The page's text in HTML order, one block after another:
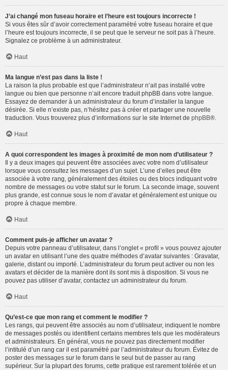
J’ai changé mon fuseau horaire et l’heure est toujours incorrecte !
Si vous êtes sûr d’avoir correctement paramétré votre fuseau horaire et que
l’heure est toujours incorrecte, il se peut que le serveur ne soit pas à l’heure.
Signalez ce problème à un administrateur.
Haut
Ma langue n’est pas dans la liste !
La raison la plus probable est que l’administrateur n’ait pas installé votre
langue ou bien que personne n’ait encore traduit phpBB dans votre langue.
Essayez de demander à un administrateur du forum d’installer la langue
désirée. Si elle n’existe pas, n’hésitez pas à créer et partager une nouvelle
traduction. Vous trouverez plus d’informations sur le site Internet de phpBB®.
Haut
A quoi correspondent les images à proximité de mon nom d’utilisateur ?
Il y a deux images qui peuvent être associées avec votre nom d’utilisateur
lorsque vous consultez les messages d’un sujet. L’une d’elles peut être
associée à votre rang, généralement des étoiles ou des blocs indiquant votre
nombre de messages ou votre statut sur le forum. La seconde image, souvent
plus grande, est connue sous le nom d’avatar et généralement est unique ou
propre à chaque membre.
Haut
Comment puis-je afficher un avatar ?
Depuis votre panneau d’utilisateur, dans l’onglet « profil » vous pouvez ajouter
un avatar en utilisant l’une des quatre méthodes d’avatar suivantes : Gravatar,
galerie, distant ou importé. L’administrateur du forum peut activer ou non les
avatars et décider de la manière dont ils sont mis à disposition. Si vous ne
pouvez pas utiliser d’avatar, contactez un administrateur du forum.
Haut
Qu’est-ce que mon rang et comment le modifier ?
Les rangs, qui peuvent être associés au nom d’utilisateur, indiquent le nombre
de messages postés ou identifient certains membres tels que les modérateurs
et administrateurs. En général, vous ne pouvez pas directement modifier
l’intitulé d’un rang car il est paramétré par l’administrateur du forum. Évitez de
poster des messages sur le forum dans le seul but de passer au rang
supérieur. Sur la plupart des forums, cette pratique est rarement tolérée et un